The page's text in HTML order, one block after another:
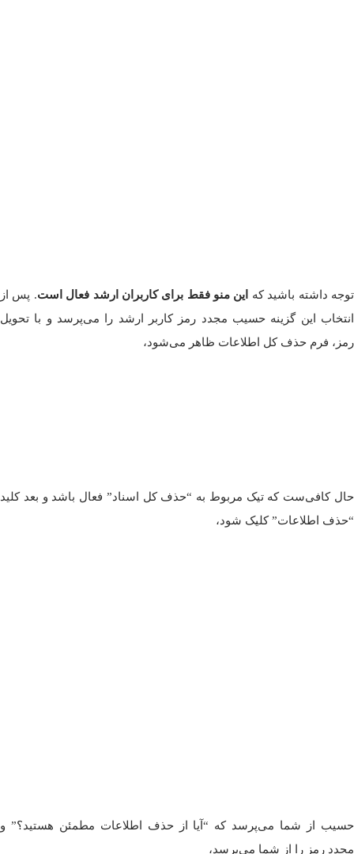
توجه داشته باشید که این منو فقط برای کاربران ارشد فعال است. پس از
انتخاب این گزینه حسیب مجدد رمز کاربر ارشد را می‌پرسد و با تحویل
رمز، فرم حذف کل اطلاعات ظاهر می‌شود،
حال کافی‌ست که تیک مربوط به “حذف کل اسناد” فعال باشد و بعد کلید
“حذف اطلاعات” کلیک شود،
حسیب از شما می‌پرسد که “آیا از حذف اطلاعات مطمئن هستید؟” و
مجدد رمز را از شما می‌پرسد،